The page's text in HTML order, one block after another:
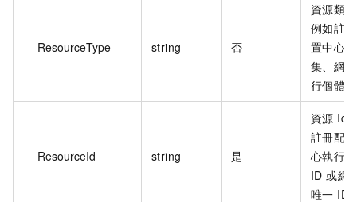
ResourceType string 否
資源類
例如註
置中心叢
集、網
行個體
ResourceId string 是
資源 Id
註冊配
心執行
ID 或網
唯一 ID